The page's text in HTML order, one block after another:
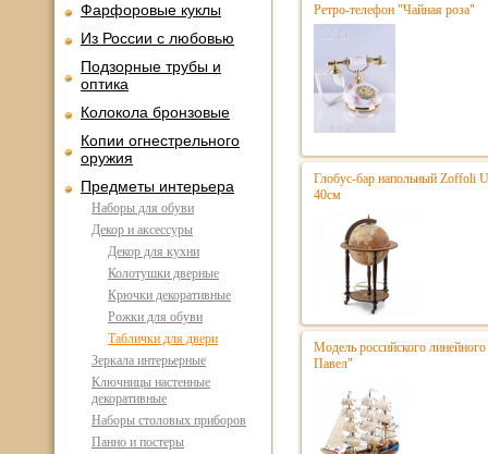
Фарфоровые куклы
Из России с любовью
Подзорные трубы и
оптика
Колокола бронзовые
Копии огнестрельного
оружия
Предметы интерьера
Наборы для обуви
Декор и аксессуры
Декор для кухни
Колотушки дверные
Крючки декоративные
Рожки для обуви
Таблички для двери
Зеркала интерьерные
Ключницы настенные
декоративные
Наборы столовых приборов
Панно и постеры
Ретро-телефон "Чайная роза"
Глобус-бар напольный Zoffoli
40см
Модель российского
Павел"